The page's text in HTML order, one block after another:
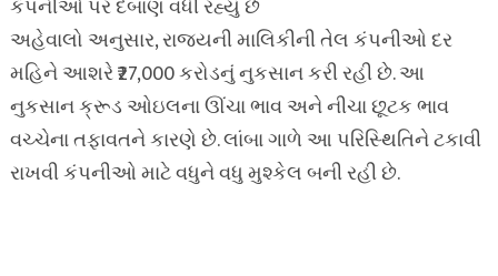
કંપનીઓ પર દબાણ વધી રહ્યું છે
અહેવાલો અનુસાર, રાજ્યની માલિકીની તેલ કંપનીઓ દર
મહિને આશરે ₹27,000 કરોડનું નુકસાન કરી રહી છે. આ
નુકસાન ક્રૂડ ઓઇલના ઊંચા ભાવ અને નીચા છૂટક ભાવ
વચ્ચેના તફાવતને કારણે છે. લાંબા ગાળે આ પરિસ્થિતિને ટકાવી
રાખવી કંપનીઓ માટે વધુને વધુ મુશ્કેલ બની રહી છે.